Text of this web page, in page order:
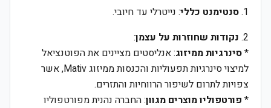
1. סנטימנט כללי: נייטרלי עד חיובי.
2. נקודות שחוזרות על עצמן:
*סינרגיות ממיזוג: אנליסטים מציינים את הפוטנציאל
למיצוי סינרגיות תפעוליות והכנסות ממיזוג Mativ, אשר
צפויות לתרום לשיפור הרווחיות והתזרים.
* פורטפוליו מוצרים מגוון: החברה נהנית מפורטפוליו